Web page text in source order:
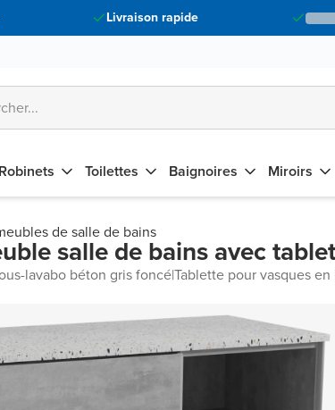
Livraison rapide
Robinets Toilettes Baignoires Miroirs
de salle de bains
salle de bains avec
lavabo béton gris foncé|Tablette pour vasques